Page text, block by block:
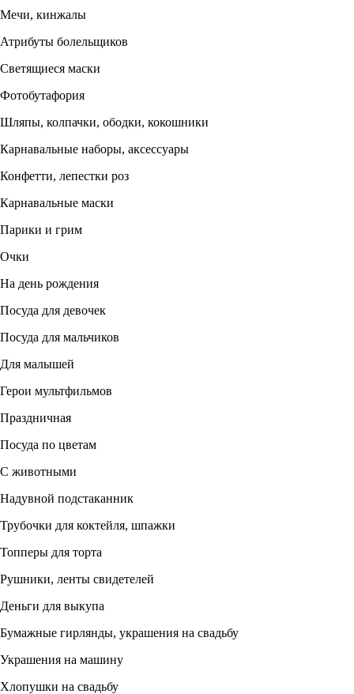
Мечи, кинжалы
Атрибуты болельщиков
Светящиеся маски
Фотобутафория
Шляпы, колпачки, ободки, кокошники
Карнавальные наборы, аксессуары
Конфетти, лепестки роз
Карнавальные маски
Парики и грим
Очки
На день рождения
Посуда для девочек
Посуда для мальчиков
Для малышей
Герои мультфильмов
Праздничная
Посуда по цветам
С животными
Надувной подстаканник
Трубочки для коктейля, шпажки
Топперы для торта
Рушники, ленты свидетелей
Деньги для выкупа
Бумажные гирлянды, украшения на свадьбу
Украшения на машину
Хлопушки на свадьбу